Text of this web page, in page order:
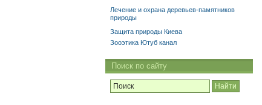
Лечение и охрана деревьев-памятников
природы
Защита природы Киева
Зооэтика Ютуб канал
Поиск по сайту